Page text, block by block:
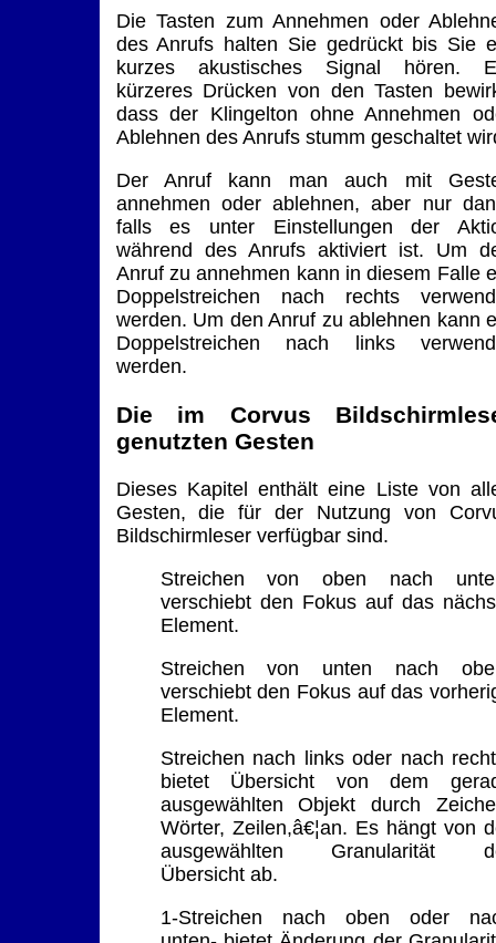
Die Tasten zum Annehmen oder
des Anrufs halten Sie gedrückt bis Sie
kurzes akustisches Signal hören.
kürzeres Drücken von den Tasten
dass der Klingelton ohne Annehmen
Ablehnen des Anrufs stumm geschaltet
Der Anruf kann man auch mit
annehmen oder ablehnen, aber nur
falls es unter Einstellungen der
während des Anrufs aktiviert ist. Um
Anruf zu annehmen kann in diesem Falle
Doppelstreichen nach rechts
werden. Um den Anruf zu ablehnen kann
Doppelstreichen nach links
werden.
Die im Corvus
genutzten Gesten
Dieses Kapitel enthält eine Liste von
Gesten, die für der Nutzung von
Bildschirmleser verfügbar sind.
Streichen von oben nach
verschiebt den Fokus auf das
Element.
Streichen von unten nach
verschiebt den Fokus auf das
Element.
Streichen nach links oder nach
bietet Übersicht von dem
ausgewählten Objekt durch
Wörter, Zeilen,â€¦an. Es hängt von
ausgewählten Granularität
Übersicht ab.
1-Streichen nach oben oder